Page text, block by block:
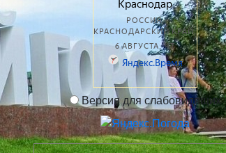
Версия для слабовидящих